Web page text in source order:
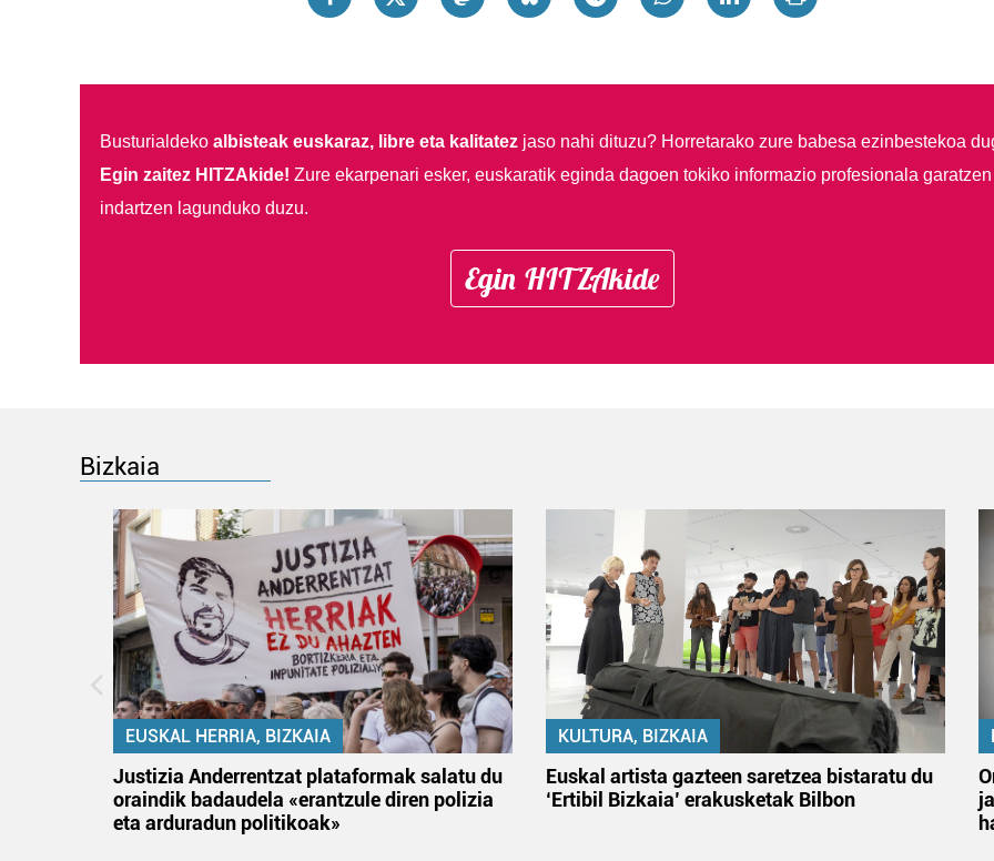
Busturialdeko albisteak euskaraz, libre eta kalitatezjaso nahi dituzu? Horretarako zure babesa ezinbestekoa
Egin zaitez HITZAkide! Zure ekarpenari esker, euskaratik eginda dagoen tokiko informazio profesionala garatzen
indartzen lagunduko duzu.
Egin HITZAkide
Bizkaia
EUSKAL HERRIA, BIZKAIA
Justizia Anderrentzat plataformak salatu du
oraindik badaudela «erantzule diren polizia
eta arduradun politikoak»
KULTURA, BIZKAIA
Euskal artista gazteen saretzea bistaratu du
‘Ertibil Bizkaia’ erakusketak Bilbon